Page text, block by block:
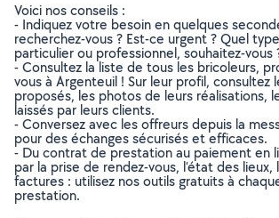
Voici nos conseils :
- Indiquez votre besoin en quelques
recherchez-vous ? Est-ce urgent ? Quel
particulier ou professionnel, souhaitez-vous
- Consultez la liste de tous les bricoleurs,
vous à Argenteuil ! Sur leur profil, consultez
proposés, les photos de leurs réalisations,
laissés par leurs clients.
- Conversez avec les offreurs depuis la
pour des échanges sécurisés et efficaces.
- Du contrat de prestation au paiement en
par la prise de rendez-vous, l’état des
factures : utilisez nos outils gratuits à
prestation.